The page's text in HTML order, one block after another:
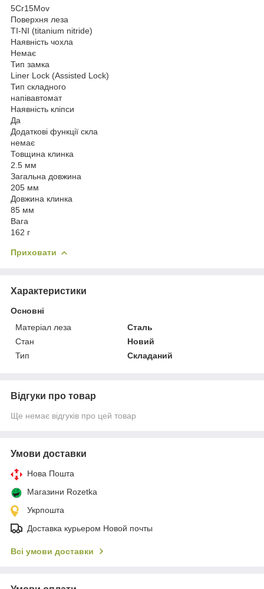
5Cr15Mov
Поверхня леза
TI-NI (titanium nitride)
Наявність чохла
Немає
Тип замка
Liner Lock (Assisted Lock)
Тип складного
напівавтомат
Наявність кліпси
Да
Додаткові функції скла
немає
Товщина клинка
2.5 мм
Загальна довжина
205 мм
Довжина клинка
85 мм
Вага
162 г
Приховати
Характеристики
Основні
Матеріал леза
Сталь
Стан
Новий
Тип
Складаний
Відгуки про товар
Ще немає відгуків про цей товар
Умови доставки
Нова Пошта
Магазини Rozetka
Укрпошта
Доставка курьером Новой почты
Всі умови доставки